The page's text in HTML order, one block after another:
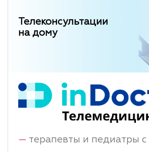
Телеконсультации
на дому
— терапевты и педиатры